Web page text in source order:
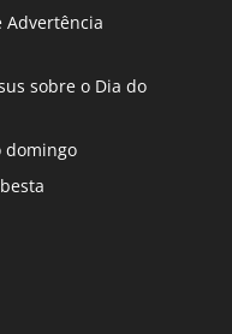
Advertência
sobre o Dia do
domingo